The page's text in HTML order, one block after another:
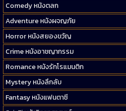
Comedy หนังตลก
Adventure หนังผจญภัย
Horror หนังสยองขวัญ
Crime หนังอาชญากรรม
Romance หนังรักโรแมนติก
Mystery หนังลึกลับ
Fantasy หนังแฟนตาซี